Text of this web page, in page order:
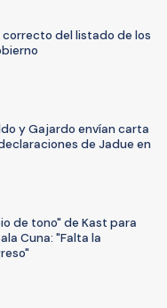
correcto del listado de los
y Gajardo envían carta
de Jadue en
de tono" de Kast para
Cuna: "Falta la